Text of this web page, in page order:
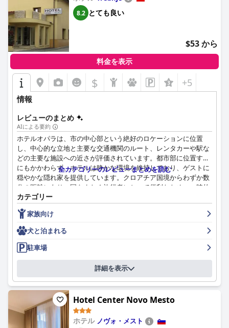
8.2 とても良い
$53 から
料金を表示
$ +5
情報
レビューのまとめ
AIによる要約
ホテルオパラは、市の中心部という絶好のロケーションに位置
し、中心的な立地と主要な交通機関のルート、レンタカーや駅な
どの主要な施設への近さが評価されています。都市部に位置する
にもかかわらず、ホテルは静かな環境を維持しており、ゲストに
穏やかな隠れ家を提供しています。クロアチア国境からわずか数
分の距離にあり、国をまたぐ旅行者にとって便利なため、一時的
な滞在と長期滞在の両方のゲストにとって優れた選択肢としての
評判をさらに確固たるものにしています。
ホテルオパラでの朝食体験は、一般的に好評であり、そのおいし
さとバラエティに富んだ品揃えが称賛されています。一部のゲス
トは、選択肢が限られている、食器が汚れている、一部の料理が
オンラインの写真と一致しないなどの問題が時折見られました
が、全体的な意見は肯定的であり、特にハムと卵の朝食が高く評
価されています。ホテルのレストランでのディナーサービスは、
そのおいしい料理、ボリュームのある量、そして楽しい雰囲気が
一貫して賞賛されています。ゲストは特にピザと地元のビールを
楽しんでおり、礼儀正しいウェイターと快適な環境も評価してい
ます。ただし、レストランは日曜日のディナーは休業であること
に注意する必要があります。
全カテゴリーのレビューまとめを読む
カテゴリー
家族向け
犬と泊まれる
駐車場
詳細を表示
Hotel Center Novo Mesto
ホテル ノヴォ・メスト